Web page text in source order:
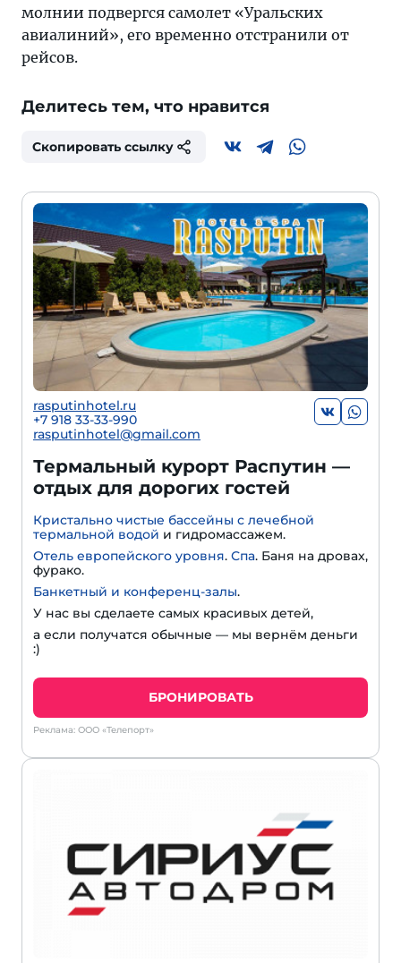
молнии подвергся самолет «Уральских
авиалиний», его временно отстранили от
рейсов.
Делитесь тем, что нравится
Скопировать ссылку
rasputinhotel.ru
+7 918 33-33-990
rasputinhotel@gmail.com
Термальный курорт Распутин —
отдых для дорогих гостей
Кристально чистые бассейны с лечебной
термальной водой и гидромассажем.
Отель европейского уровня. Спа. Баня на дровах,
фурако.
Банкетный и конференц-залы.
У нас вы сделаете самых красивых детей,
а если получатся обычные — мы вернём деньги
:)
БРОНИРОВАТЬ
Реклама: ООО «Телепорт»